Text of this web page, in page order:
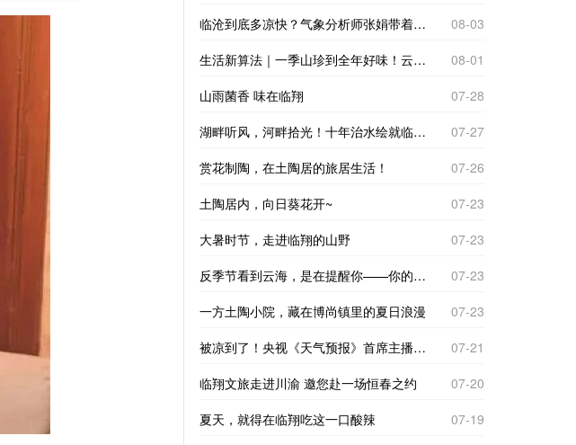
临沧到底多凉快？气象分析师张娟带着仪器来实测
08-03
生活新算法｜一季山珍到全年好味！云南临沧“树koko”里的致富经
08-01
山雨菌香 味在临翔
07-28
湖畔听风，河畔拾光！十年治水绘就临翔“家门口的诗与远方”
07-27
赏花制陶，在土陶居的旅居生活！
07-26
土陶居内，向日葵花开~
07-23
大暑时节，走进临翔的山野
07-23
反季节看到云海，是在提醒你——你的“云”气不差，别着急。错季的相遇，往往是最好的运气！
07-23
一方土陶小院，藏在博尚镇里的夏日浪漫
07-23
被凉到了！央视《天气预报》首席主播杨丹临沧之旅有惊喜
07-21
临翔文旅走进川渝 邀您赴一场恒春之约
07-20
夏天，就得在临翔吃这一口酸辣
07-19